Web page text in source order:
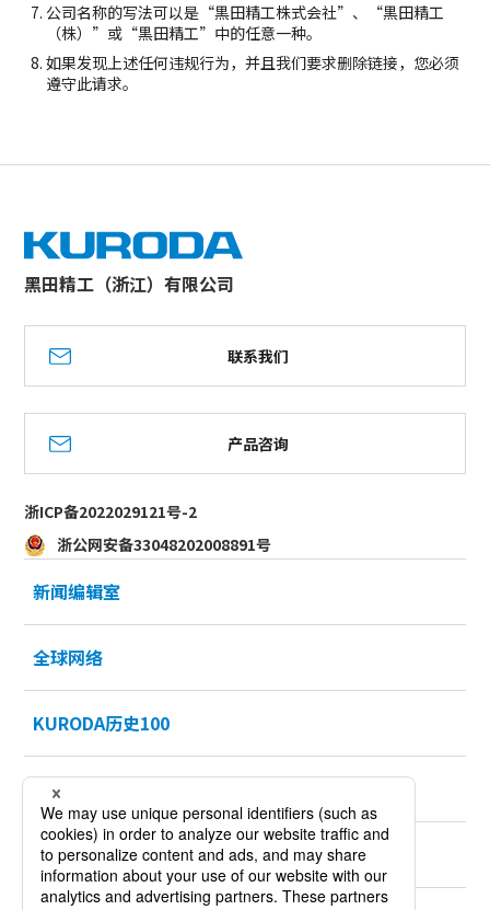
公司名称的写法可以是“黒田精工株式会社”、“黒田精工
（株）”或“黒田精工”中的任意一种。
如果发现上述任何违规行为，并且我们要求删除链接，您必须
遵守此请求。
黑田精工（浙江）有限公司
联系我们
产品咨询
浙ICP备2022029121号-2
浙公网安备33048202008891号
新闻编辑室
全球网络
KURODA历史100
招聘信息
可持续性